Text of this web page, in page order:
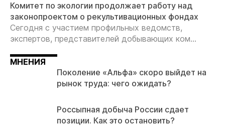
Комитет по экологии продолжает работу над
законопроектом о рекультивационных фондах
Сегодня с участием профильных ведомств,
экспертов, представителей добывающих ком...
МНЕНИЯ
Поколение «Альфа» скоро выйдет на
рынок труда: чего ожидать?
Россыпная добыча России сдает
позиции. Как это остановить?